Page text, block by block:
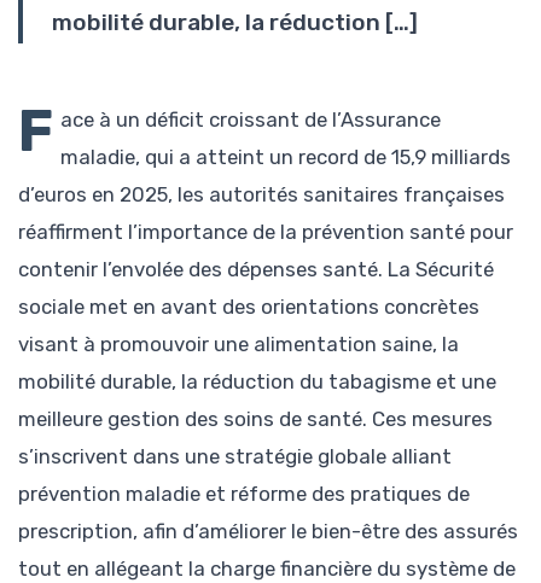
mobilité durable, la réduction […]
F ace à un déficit croissant de l’Assurance
maladie, qui a atteint un record de 15,9 milliards
d’euros en 2025, les autorités sanitaires françaises
réaffirment l’importance de la prévention santé pour
contenir l’envolée des dépenses santé. La Sécurité
sociale met en avant des orientations concrètes
visant à promouvoir une alimentation saine, la
mobilité durable, la réduction du tabagisme et une
meilleure gestion des soins de santé. Ces mesures
s’inscrivent dans une stratégie globale alliant
prévention maladie et réforme des pratiques de
prescription, afin d’améliorer le bien-être des assurés
tout en allégeant la charge financière du système de